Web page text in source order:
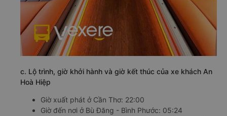
c. Lộ trình, giờ khởi hành và giờ kết thúc của xe khách An
Hoà Hiệp
Giờ xuất phát ở Cần Thơ: 22:00
Giờ đến nơi ở Bù Đăng - Bình Phước: 05:24